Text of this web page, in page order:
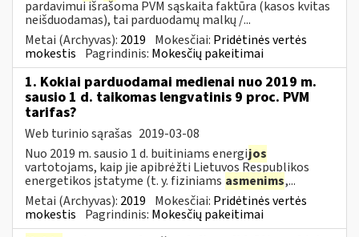
pardavimui išrašoma PVM sąskaita faktūra (kasos kvitas
neišduodamas), tai parduodamų malkų /...
Metai (Archyvas): 2019 Mokesčiai: Pridėtinės vertės
mokestis Pagrindinis: Mokesčių pakeitimai
1. Kokiai parduodamai medienai nuo 2019 m.
sausio 1 d. taikomas lengvatinis 9 proc. PVM
tarifas?
Web turinio sąrašas 2019-03-08
Nuo 2019 m. sausio 1 d. buitiniams energijos
vartotojams, kaip jie apibrėžti Lietuvos Respublikos
energetikos įstatyme (t. y. fiziniams asmenims,...
Metai (Archyvas): 2019 Mokesčiai: Pridėtinės vertės
mokestis Pagrindinis: Mokesčių pakeitimai